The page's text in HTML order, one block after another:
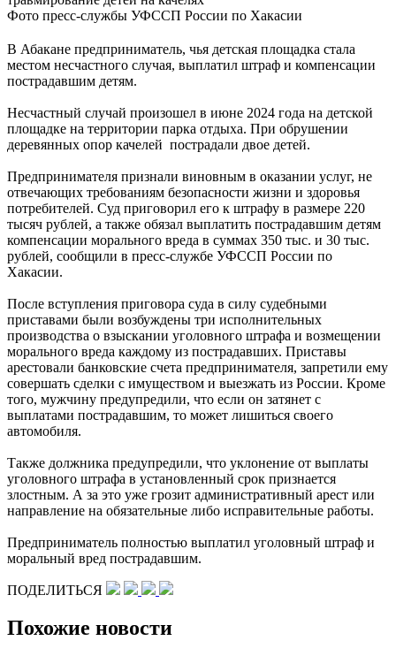
Фото пресс-службы УФССП России по Хакасии
В Абакане предприниматель, чья детская площадка стала
местом несчастного случая, выплатил штраф и компенсации
пострадавшим детям.
Несчастный случай произошел в июне 2024 года на детской
площадке на территории парка отдыха. При обрушении
деревянных опор качелей пострадали двое детей.
Предпринимателя признали виновным в оказании услуг, не
отвечающих требованиям безопасности жизни и здоровья
потребителей. Суд приговорил его к штрафу в размере 220
тысяч рублей, а также обязал выплатить пострадавшим детям
компенсации морального вреда в суммах 350 тыс. и 30 тыс.
рублей, сообщили в пресс-службе УФССП России по
Хакасии.
После вступления приговора суда в силу судебными
приставами были возбуждены три исполнительных
производства о взыскании уголовного штрафа и возмещении
морального вреда каждому из пострадавших. Приставы
арестовали банковские счета предпринимателя, запретили ему
совершать сделки с имуществом и выезжать из России. Кроме
того, мужчину предупредили, что если он затянет с
выплатами пострадавшим, то может лишиться своего
автомобиля.
Также должника предупредили, что уклонение от выплаты
уголовного штрафа в установленный срок признается
злостным. А за это уже грозит административный арест или
направление на обязательные либо исправительные работы.
Предприниматель полностью выплатил уголовный штраф и
моральный вред пострадавшим.
ПОДЕЛИТЬСЯ
Похожие новости